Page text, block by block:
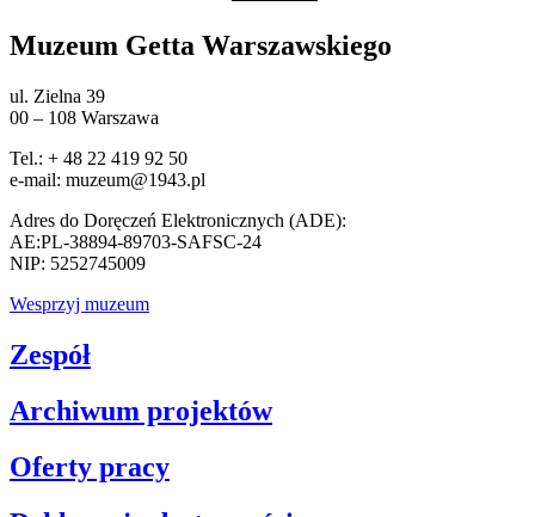
Muzeum Getta Warszawskiego
ul. Zielna 39
00 – 108 Warszawa
Tel.: + 48 22 419 92 50
e-mail: muzeum@1943.pl
Adres do Doręczeń Elektronicznych (ADE):
AE:PL-38894-89703-SAFSC-24
NIP: 5252745009
Wesprzyj muzeum
Zespół
Archiwum projektów
Oferty pracy